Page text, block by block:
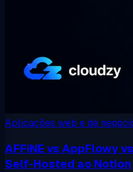
Aplicações web e de
AFFiNE vs AppFlowy
Self-Hosted ao Notion